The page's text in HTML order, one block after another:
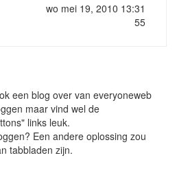
wo mei 19, 2010 13:31
55
een blog over van everyoneweb
maar vind wel de
links leuk.
Een andere oplossing zou
tabbladen zijn.